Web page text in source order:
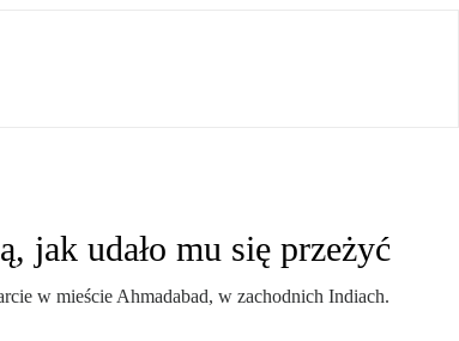
jak udało mu się przeżyć
w mieście Ahmadabad, w zachodnich Indiach.